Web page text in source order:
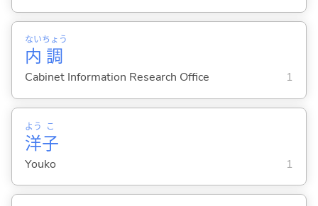
内
ない
調
ちょう
Cabinet Information Research Office 1
洋
よう
子
こ
Youko 1